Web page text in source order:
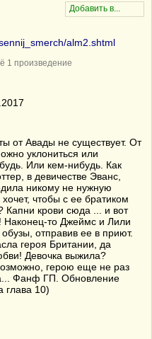
alm2.shtml
1 произведение
от Авады не существует. От
уклониться или
Или кем-нибудь. Как
в девичестве Эванс,
никому не нужную
чтобы с ее братиком
Капни крови сюда ... и вот
то Джеймс и Лили
обузы, отправив ее в приют.
героя Британии, да
Девочка выжила?
герою еще не раз
Фанф ГП. Обновление
глава 10)